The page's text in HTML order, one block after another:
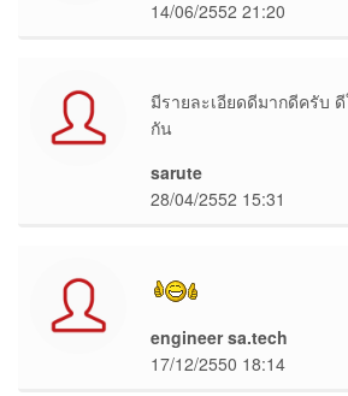
14/06/2552 21:20
มีรายละเอียดดีมากดีครับ
กัน
sarute
28/04/2552 15:31
engineer sa.tech
17/12/2550 18:14